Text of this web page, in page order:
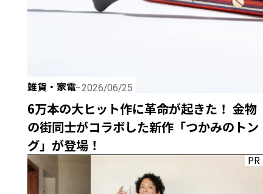
雑貨・家電 2026/06/25
6万本の大ヒット作に革命が起きた！ 金物
の街同士がコラボした新作「つかみのトン
グ」が登場！
PR